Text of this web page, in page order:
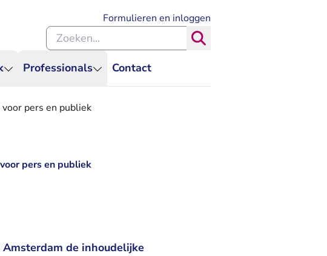
Professionals Contact
Formulieren en inloggen
Zoeken binnen de Rechtspraak
pers en publiek
pers en publiek
de inhoudelijke